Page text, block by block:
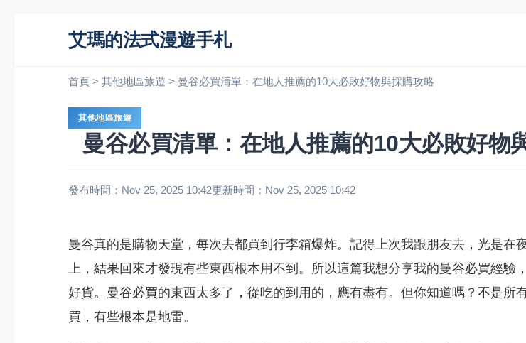
艾瑪的法式漫遊手札
首頁 > 其他地區旅遊 > 曼谷必買清單：在地人推薦的10大必敗好物與採購攻略
其他地區旅遊
曼谷必買清單：在地人推薦的10大必敗好物
發布時間：Nov 25, 2025 10:42更新時間：Nov 25, 2025 10:42
曼谷真的是購物天堂，每次去都買到行李箱爆炸。記得上次我跟朋友去，光是在
上，結果回來才發現有些東西根本用不到。所以這篇我想分享我的曼谷必買經驗
好貨。曼谷必買的東西太多了，從吃的到用的，應有盡有。但你知道嗎？不是所
買，有些根本是地雷。